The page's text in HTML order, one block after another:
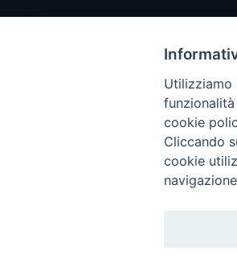
Copyright © 2019 - Tutti i
Utilizziamo
cookie
Cliccando
cookie